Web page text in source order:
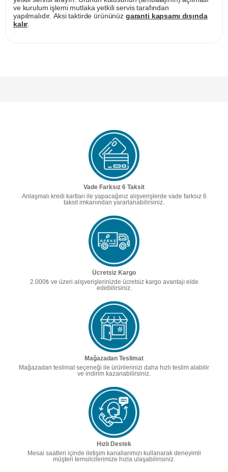
ve kurulum işlemi mutlaka yetkili servis tarafından
yapılmalıdır. Aksi taktirde ürününüz garanti kapsamı dışında
kalır.
Vade Farksız 6 Taksit
Anlaşmalı kredi kartları ile yapacağınız alışverişlerde vade farksız 6
taksit imkanından yararlanabilirsiniz.
Ücretsiz Kargo
2.000₺ ve üzeri alışverişlerinizde ücretsiz kargo avantajı elde
edebilirsiniz.
Mağazadan Teslimat
Mağazadan teslimat seçeneği ile ürünlerinizi daha hızlı teslim alabilir
ve indirim kazanabilirsiniz.
Hızlı Destek
Mesai saatleri içinde iletişim kanallarımızı kullanarak deneyimli
müşteri temsilcilerimize hızla ulaşabilirisiniz.